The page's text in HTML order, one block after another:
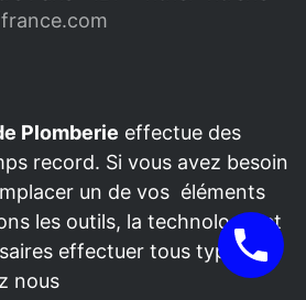
france.com
Plomberie effectue des
record. Si vous avez besoin
un de vos éléments
les outils, la technologie et
effectuer tous type de
nous